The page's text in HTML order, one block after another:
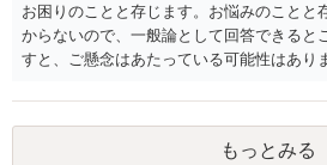
お困りのことと存じます。お悩みのことと
からないので、一般論として回答できると
すと、ご懸念はあたっている可能性はあり
の内容が有効にならない可能性はあります
なる可能性はあります。本件は、法的に正
素人判断は大いに危険です。法的に正確に
もっとみる